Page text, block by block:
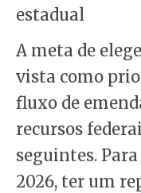
estadual
A meta de
vista como
fluxo de
recursos
seguintes.
2026, ter um